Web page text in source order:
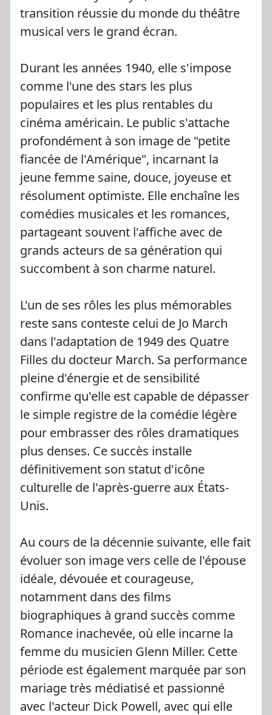
transition réussie du monde du théâtre
musical vers le grand écran.
Durant les années 1940, elle s'impose
comme l'une des stars les plus
populaires et les plus rentables du
cinéma américain. Le public s'attache
profondément à son image de "petite
fiancée de l'Amérique", incarnant la
jeune femme saine, douce, joyeuse et
résolument optimiste. Elle enchaîne les
comédies musicales et les romances,
partageant souvent l'affiche avec de
grands acteurs de sa génération qui
succombent à son charme naturel.
L'un de ses rôles les plus mémorables
reste sans conteste celui de Jo March
dans l'adaptation de 1949 des Quatre
Filles du docteur March. Sa performance
pleine d'énergie et de sensibilité
confirme qu'elle est capable de dépasser
le simple registre de la comédie légère
pour embrasser des rôles dramatiques
plus denses. Ce succès installe
définitivement son statut d'icône
culturelle de l'après-guerre aux États-
Unis.
Au cours de la décennie suivante, elle fait
évoluer son image vers celle de l'épouse
idéale, dévouée et courageuse,
notamment dans des films
biographiques à grand succès comme
Romance inachevée, où elle incarne la
femme du musicien Glenn Miller. Cette
période est également marquée par son
mariage très médiatisé et passionné
avec l'acteur Dick Powell, avec qui elle